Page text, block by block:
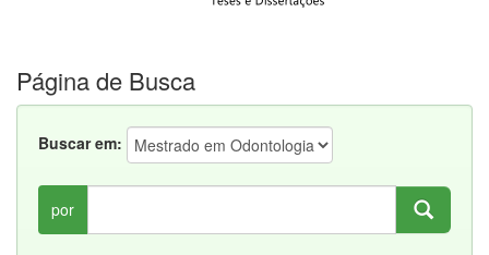
Página de Busca
Buscar em:
por